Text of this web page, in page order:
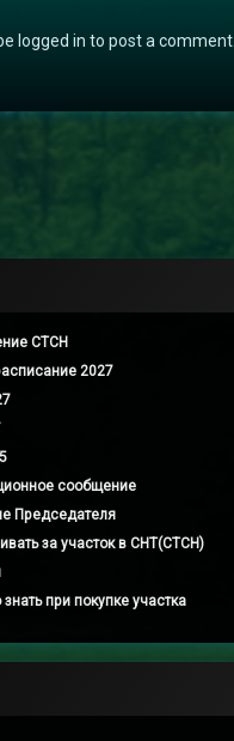
logged in to post a comment.
СТСН
2027
сообщение
Председателя
за участок в СНТ(СТСН)
при покупке участка